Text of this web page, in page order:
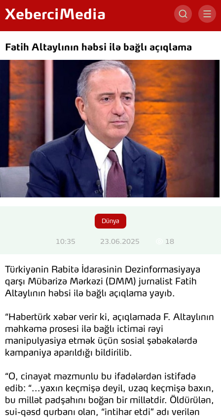
XeberciMedia
Fatih Altaylının həbsi ilə bağlı açıqlama
Dünya
10:35 23.06.2025 18
Türkiyənin Rabitə İdarəsinin Dezinformasiyaya
qarşı Mübarizə Mərkəzi (DMM) jurnalist Fatih
Altaylının həbsi ilə bağlı açıqlama yayıb.
“Habertürk xəbər verir ki, açıqlamada F. Altaylının
məhkəmə prosesi ilə bağlı ictimai rəyi
manipulyasiya etmək üçün sosial şəbəkələrdə
kampaniya aparıldığı bildirilib.
“O, cinayət məzmunlu bu ifadələrdən istifadə
edib: “...yaxın keçmişə deyil, uzaq keçmişə baxın,
bu millət padşahını boğan bir millətdir. Öldürülən,
sui-qəsd qurbanı olan, “intihar etdi” adı verilən